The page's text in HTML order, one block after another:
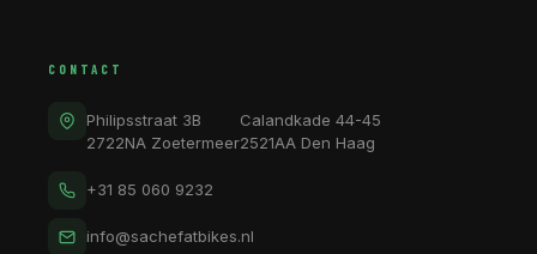
CONTACT
Philipsstraat 3B
2722NA Zoetermeer
Calandkade 44-45
2521AA Den Haag
+31 85 060 9232
info@sachefatbikes.nl